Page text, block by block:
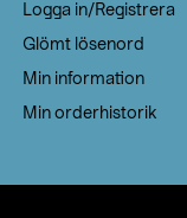
Logga in/Registrera
Glömt lösenord
Min information
Min orderhistorik